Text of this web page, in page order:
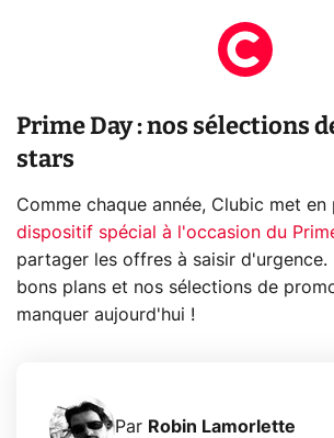
Prime Day : nos sélections
stars
Comme chaque année, Clubic met en
dispositif spécial à l'occasion du
partager les offres à saisir d'urgence.
bons plans et nos sélections de
manquer aujourd'hui !
Par Robin Lamorlette